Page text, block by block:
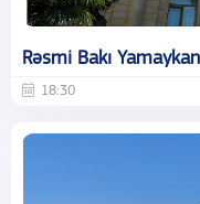
Rəsmi Bakı
18:30